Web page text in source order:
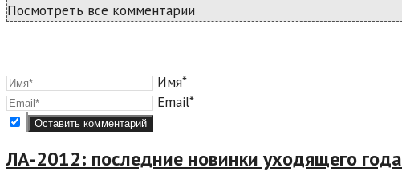
Посмотреть все комментарии
Имя*
Email*
ЛА-2012: последние новинки уходящего года